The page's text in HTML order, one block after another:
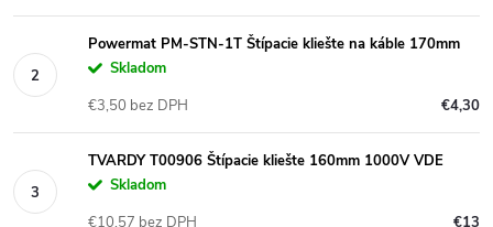
Powermat PM-STN-1T Štípacie kliešte na káble 170mm
Skladom
€4,30
€3,50 bez DPH
TVARDY T00906 Štípacie kliešte 160mm 1000V VDE
Skladom
€13
€10,57 bez DPH